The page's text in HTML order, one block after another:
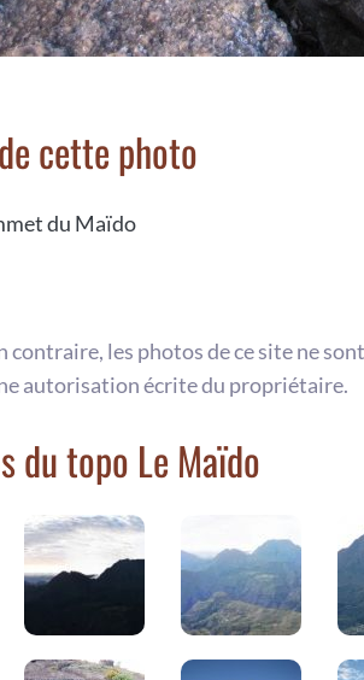
cette photo
du Maïdo
les photos de ce site ne
autorisation écrite du propriétaire.
du topo Le Maïdo